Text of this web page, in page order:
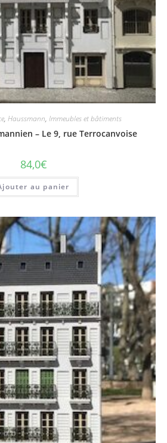
, Haussmann, Immeubles et bâtiments
– Le 9, rue Terrocanvoise
84,0€
au panier